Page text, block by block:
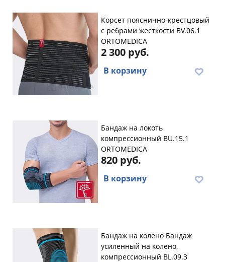
Корсет пояснично-крестцовый
с ребрами жесткости BV.06.1
ORTOMEDICA
2 300 руб.
В корзину
Бандаж на локоть
компрессионный BU.15.1
ORTOMEDICA
820 руб.
В корзину
Бандаж на колено Бандаж
усиленный на колено,
компрессионный BL.09.3